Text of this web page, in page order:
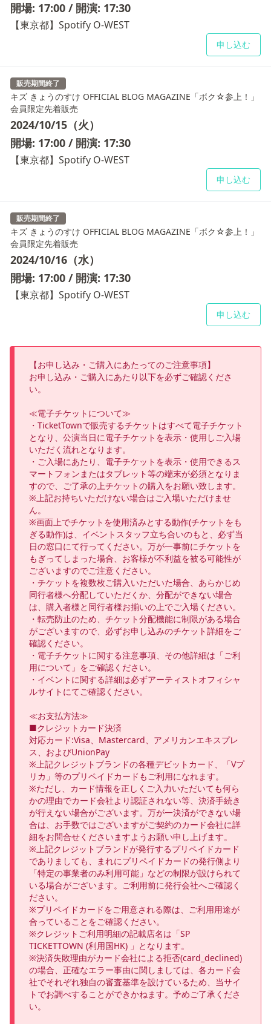
開場: 17:00 / 開演: 17:30
【東京都】Spotify O-WEST
申し込む
キズ きょうのすけ OFFICIAL BLOG MAGAZINE「ボク☆参上！」
会員限定先着販売
2024/10/15（火）
開場: 17:00 / 開演: 17:30
【東京都】Spotify O-WEST
販売期間終了
申し込む
キズ きょうのすけ OFFICIAL BLOG MAGAZINE「ボク☆参上！」
会員限定先着販売
2024/10/16（水）
開場: 17:00 / 開演: 17:30
【東京都】Spotify O-WEST
販売期間終了
申し込む
【お申し込み・ご購入にあたってのご注意事項】
お申し込み・ご購入にあたり以下を必ずご確認くださ
い。
≪電子チケットについて≫
・TicketTownで販売するチケットはすべて電子チケット
となり、公演当日に電子チケットを表示・使用しご入場
いただく流れとなります。
・ご入場にあたり、電子チケットを表示・使用できるス
マートフォンまたはタブレット等の端末が必須となりま
すので、ご了承の上チケットの購入をお願い致します。
※上記お持ちいただけない場合はご入場いただけませ
ん。
※画面上でチケットを使用済みとする動作(チケットをも
ぎる動作)は、イベントスタッフ立ち合いのもと、必ず当
日の窓口にて行ってください。万が一事前にチケットを
もぎってしまった場合、お客様が不利益を被る可能性が
ございますのでご注意ください。
・チケットを複数枚ご購入いただいた場合、あらかじめ
同行者様へ分配していただくか、分配ができない場合
は、購入者様と同行者様お揃いの上でご入場ください。
・転売防止のため、チケット分配機能に制限がある場合
がございますので、必ずお申し込みのチケット詳細をご
確認ください。
・電子チケットに関する注意事項、その他詳細は「ご利
用について」をご確認ください。
・イベントに関する詳細は必ずアーティストオフィシャ
ルサイトにてご確認ください。
≪お支払方法≫
■クレジットカード決済
対応カード:Visa、Mastercard、アメリカンエキスプレ
ス、およびUnionPay
※上記クレジットブランドの各種デビットカード、「Vプ
リカ」等のプリペイドカードもご利用になれます。
※ただし、カード情報を正しくご入力いただいても何ら
かの理由でカード会社より認証されない等、決済手続き
が行えない場合がございます。万が一決済ができない場
合は、お手数ではございますがご契約のカード会社に詳
細をお問合せくださいますようお願い申し上げます。
※上記クレジットブランドが発行するプリペイドカード
でありましても、まれにプリペイドカードの発行側より
「特定の事業者のみ利用可能」などの制限が設けられて
いる場合がございます。ご利用前に発行会社へご確認く
ださい。
※プリペイドカードをご用意される際は、ご利用用途が
合っていることをご確認ください。
※クレジットご利用明細の記載店名は「SP
TICKETTOWN (利用国HK) 」となります。
※決済失敗理由がカード会社による拒否(card_declined)
の場合、正確なエラー事由に関しましては、各カード会
社でそれぞれ独自の審査基準を設けているため、当サイ
トでお調べすることができかねます。予めご了承くださ
い。